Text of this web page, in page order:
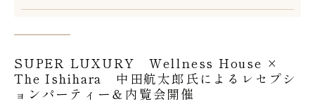
SUPER LUXURY Wellness House ×
The Ishihara 中田航太郎氏によるレセプシ
ョンパーティー＆内覧会開催